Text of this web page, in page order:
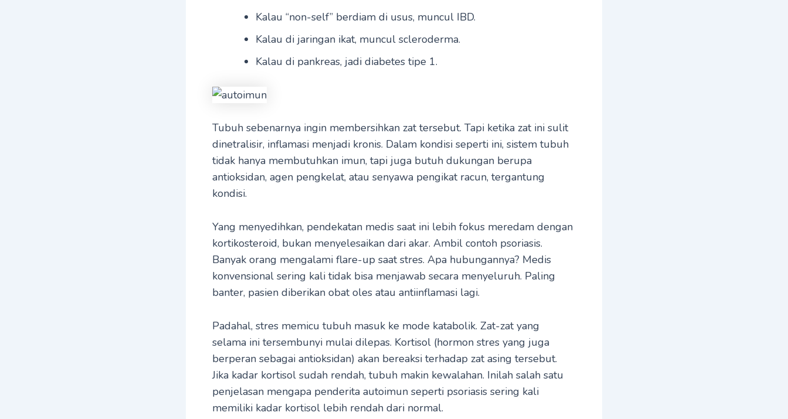
Kalau “non-self” berdiam di usus, muncul IBD.
Kalau di jaringan ikat, muncul scleroderma.
Kalau di pankreas, jadi diabetes tipe 1.
Tubuh sebenarnya ingin membersihkan zat tersebut. Tapi ketika zat ini sulit
dinetralisir, inflamasi menjadi kronis. Dalam kondisi seperti ini, sistem tubuh
tidak hanya membutuhkan imun, tapi juga butuh dukungan berupa
antioksidan, agen pengkelat, atau senyawa pengikat racun, tergantung
kondisi.
Yang menyedihkan, pendekatan medis saat ini lebih fokus meredam dengan
kortikosteroid, bukan menyelesaikan dari akar. Ambil contoh psoriasis.
Banyak orang mengalami flare-up saat stres. Apa hubungannya? Medis
konvensional sering kali tidak bisa menjawab secara menyeluruh. Paling
banter, pasien diberikan obat oles atau antiinflamasi lagi.
Padahal, stres memicu tubuh masuk ke mode katabolik. Zat-zat yang
selama ini tersembunyi mulai dilepas. Kortisol (hormon stres yang juga
berperan sebagai antioksidan) akan bereaksi terhadap zat asing tersebut.
Jika kadar kortisol sudah rendah, tubuh makin kewalahan. Inilah salah satu
penjelasan mengapa penderita autoimun seperti psoriasis sering kali
memiliki kadar kortisol lebih rendah dari normal.